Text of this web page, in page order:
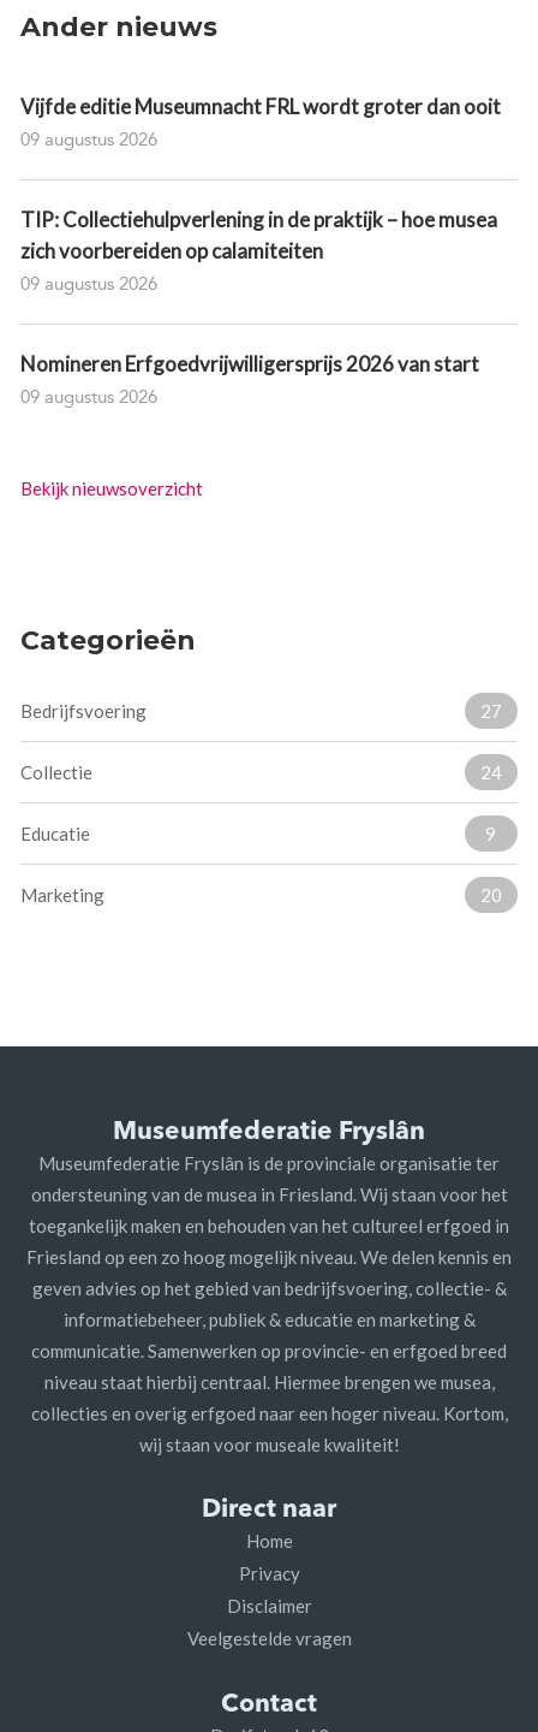
Ander nieuws
Vijfde editie Museumnacht FRL wordt groter dan ooit
09 augustus 2026
TIP: Collectiehulpverlening in de praktijk – hoe musea
zich voorbereiden op calamiteiten
09 augustus 2026
Nomineren Erfgoedvrijwilligersprijs 2026 van start
09 augustus 2026
Bekijk nieuwsoverzicht
Categorieën
Bedrijfsvoering 27
Collectie 24
Educatie 9
Marketing 20
Museumfederatie Fryslân
Museumfederatie Fryslân is de provinciale organisatie ter
ondersteuning van de musea in Friesland. Wij staan voor het
toegankelijk maken en behouden van het cultureel erfgoed in
Friesland op een zo hoog mogelijk niveau. We delen kennis en
geven advies op het gebied van bedrijfsvoering, collectie- &
informatiebeheer, publiek & educatie en marketing &
communicatie. Samenwerken op provincie- en erfgoed breed
niveau staat hierbij centraal. Hiermee brengen we musea,
collecties en overig erfgoed naar een hoger niveau. Kortom,
wij staan voor museale kwaliteit!
Direct naar
Home
Privacy
Disclaimer
Veelgestelde vragen
Contact